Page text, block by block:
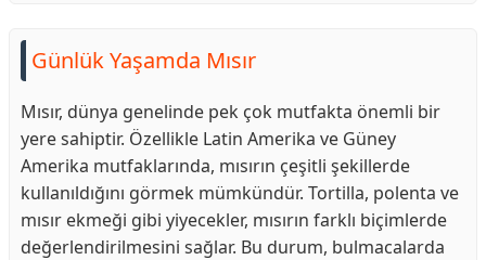
Günlük Yaşamda Mısır
Mısır, dünya genelinde pek çok mutfakta önemli bir
yere sahiptir. Özellikle Latin Amerika ve Güney
Amerika mutfaklarında, mısırın çeşitli şekillerde
kullanıldığını görmek mümkündür. Tortilla, polenta ve
mısır ekmeği gibi yiyecekler, mısırın farklı biçimlerde
değerlendirilmesini sağlar. Bu durum, bulmacalarda